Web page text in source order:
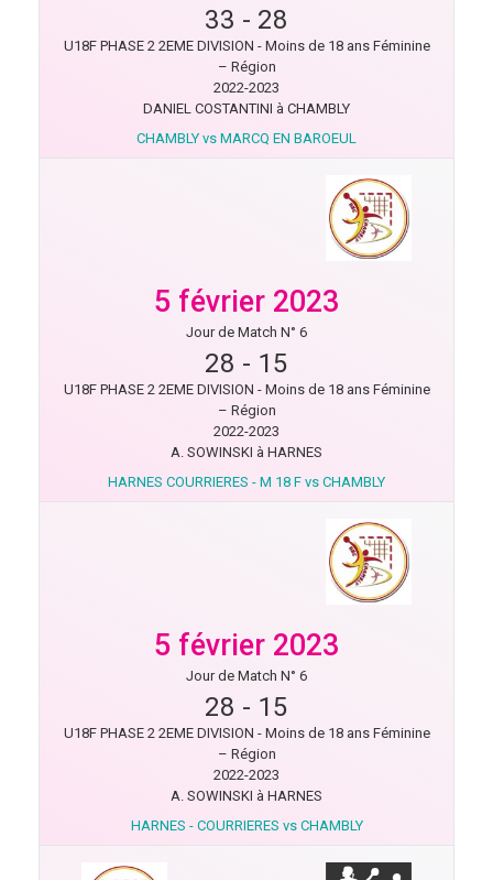
33 - 28
U18F PHASE 2 2EME DIVISION - Moins de 18 ans Féminine
– Région
2022-2023
DANIEL COSTANTINI à CHAMBLY
CHAMBLY vs MARCQ EN BAROEUL
5 février 2023
Jour de Match N° 6
28 - 15
U18F PHASE 2 2EME DIVISION - Moins de 18 ans Féminine
– Région
2022-2023
A. SOWINSKI à HARNES
HARNES COURRIERES - M 18 F vs CHAMBLY
5 février 2023
Jour de Match N° 6
28 - 15
U18F PHASE 2 2EME DIVISION - Moins de 18 ans Féminine
– Région
2022-2023
A. SOWINSKI à HARNES
HARNES - COURRIERES vs CHAMBLY